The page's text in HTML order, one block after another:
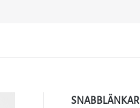
SNABBLÄNKAR